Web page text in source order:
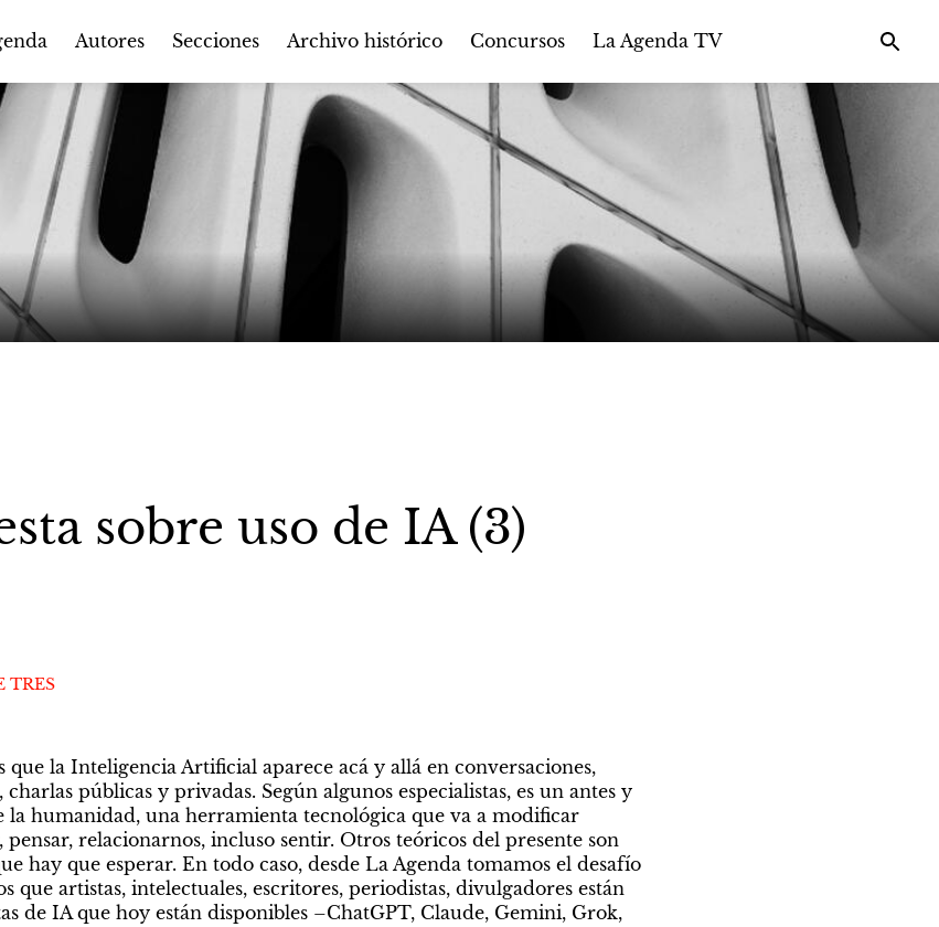
Autores Secciones Archivo histórico Concursos La Agenda TV
sobre uso de IA (3)
TRES
que la Inteligencia Artificial aparece acá y allá en conversaciones,
charlas públicas y privadas. Según algunos especialistas, es un antes y
la humanidad, una herramienta tecnológica que va a modificar
relacionarnos, incluso sentir. Otros teóricos del presente son
hay que esperar. En todo caso, desde La Agenda tomamos el desafío
que artistas, intelectuales, escritores, periodistas, divulgadores están
de IA que hoy están disponibles –ChatGPT, Claude, Gemini, Grok,